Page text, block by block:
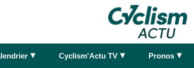
► Cyclism'Actu TV ► Pronos ►